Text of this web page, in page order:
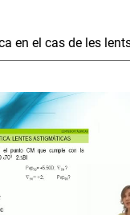
en el cas de les